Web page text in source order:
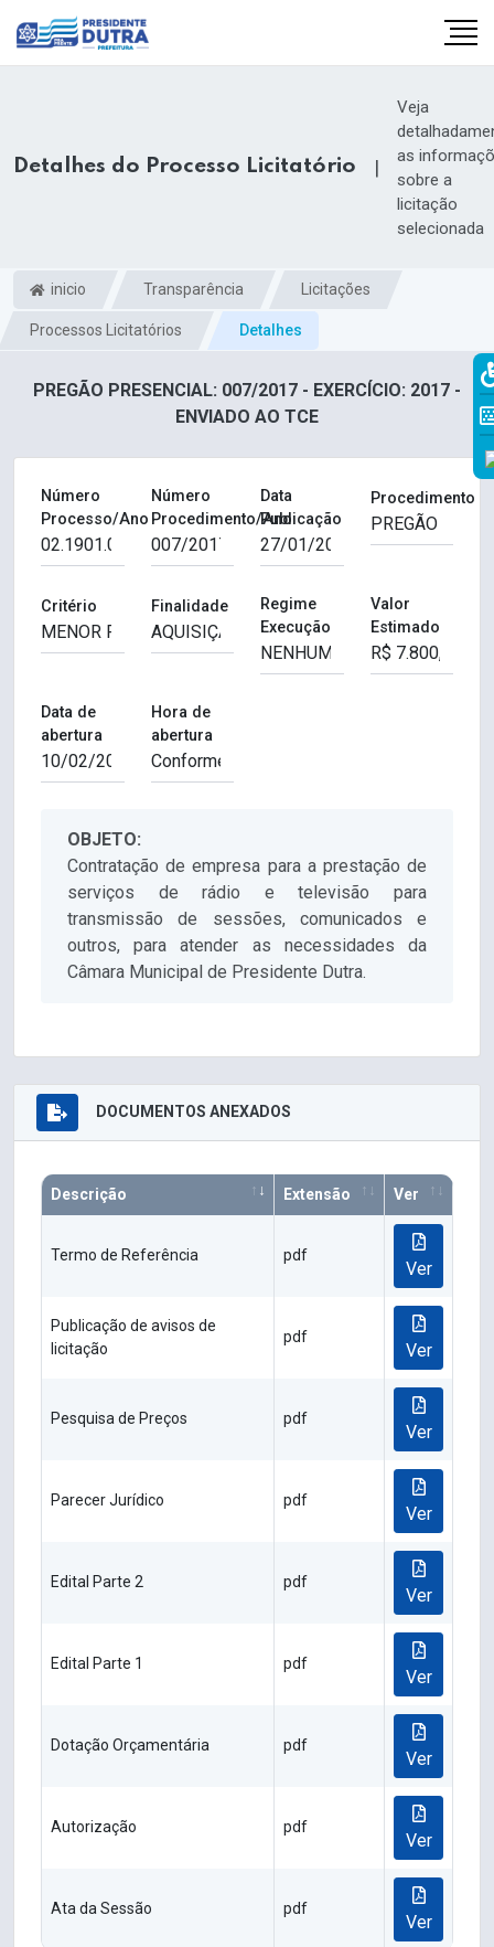
Detalhes do Processo Licitatório |
Veja
as
sobre a
licitação
selecionada
inicio Transparência Licitações
Processos Licitatórios Detalhes
PREGÃO PRESENCIAL: 007/2017 - EXERCÍCIO: 2017 -
ENVIADO AO TCE
Número
Processo/Ano
Número
Procedimento/Ano
Data
Publicação
Procedimento
Critério Finalidade
Regime
Execução
Valor
Estimado
Data de
abertura
Hora de
abertura
OBJETO:
Contratação de empresa para a prestação de
serviços de rádio e televisão para
transmissão de sessões, comunicados e
outros, para atender as necessidades da
Câmara Municipal de Presidente Dutra.
DOCUMENTOS ANEXADOS
Descrição Extensão Ver
Termo de Referência pdf
Ver
Publicação de avisos de
licitação
pdf
Ver
Pesquisa de Preços pdf
Ver
Parecer Jurídico pdf
Ver
Edital Parte 2 pdf
Ver
Edital Parte 1 pdf
Ver
Dotação Orçamentária pdf
Ver
Autorização pdf
Ver
Ata da Sessão pdf
Ver